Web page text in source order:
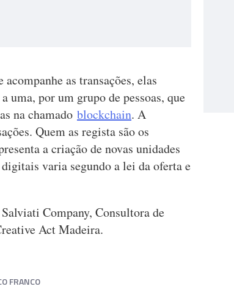
as transações, elas
uma, por um grupo de pessoas, que
na chamado blockchain. A
Quem as regista são os
a criação de novas unidades
varia segundo a lei da oferta e
Company, Consultora de
Act Madeira.
FRANCO